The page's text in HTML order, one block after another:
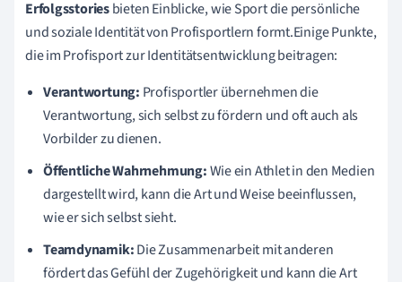
Erfolgsstoriesbieten Einblicke, wie Sport die persönliche
und soziale Identität von Profisportlern formt.Einige Punkte,
die im Profisport zur Identitätsentwicklung beitragen:
Verantwortung: Profisportler übernehmen die
Verantwortung, sich selbst zu fördern und oft auch als
Vorbilder zu dienen.
Öffentliche Wahrnehmung:Wie ein Athlet in den Medien
dargestellt wird, kann die Art und Weise beeinflussen,
wie er sich selbst sieht.
Teamdynamik:Die Zusammenarbeit mit anderen
fördert das Gefühl der Zugehörigkeit und kann die Art